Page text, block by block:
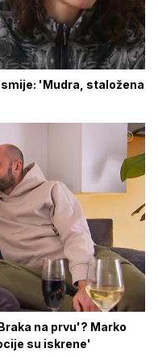
'Mudra, staložena
na prvu'? Marko
su iskrene'